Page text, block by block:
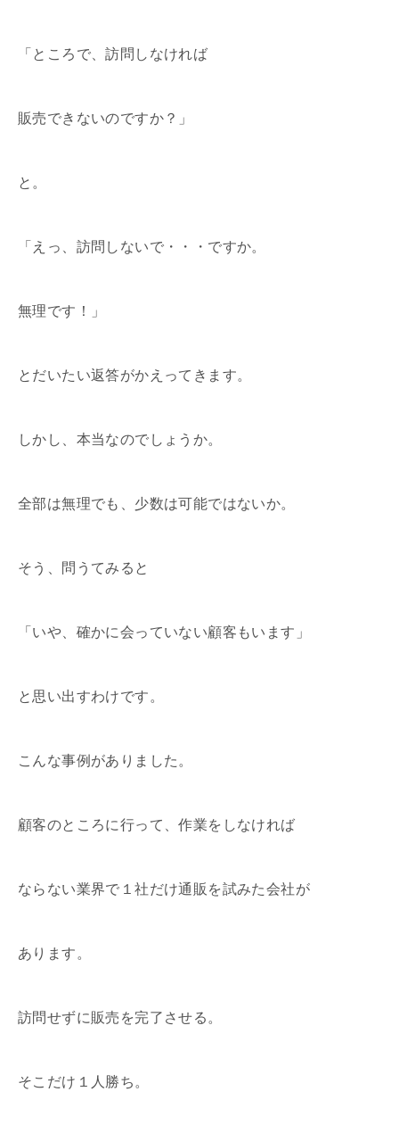
「ところで、訪問しなければ
販売できないのですか？」
と。
「えっ、訪問しないで・・・ですか。
無理です！」
とだいたい返答がかえってきます。
しかし、本当なのでしょうか。
全部は無理でも、少数は可能ではないか。
そう、問うてみると
「いや、確かに会っていない顧客もいます」
と思い出すわけです。
こんな事例がありました。
顧客のところに行って、作業をしなければ
ならない業界で１社だけ通販を試みた会社が
あります。
訪問せずに販売を完了させる。
そこだけ１人勝ち。